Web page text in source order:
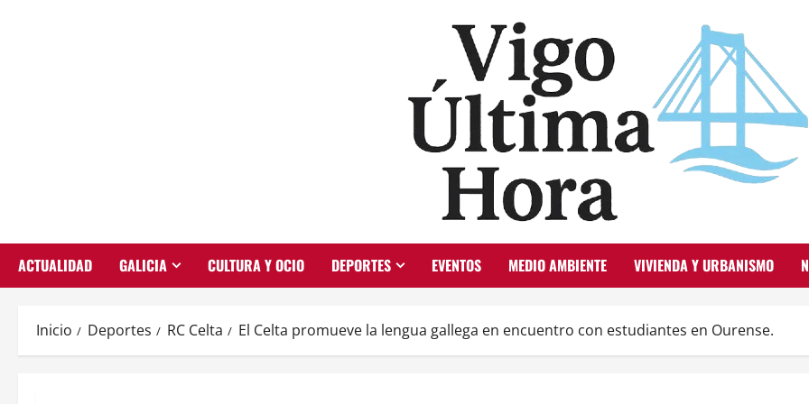
ACTUALIDAD GALICIA CULTURA Y OCIO DEPORTES EVENTOS MEDIO AMBIENTE VIVIENDA Y URBANISMO
Inicio Deportes RC Celta El Celta promueve la lengua gallega en encuentro con estudiantes en Ourense.